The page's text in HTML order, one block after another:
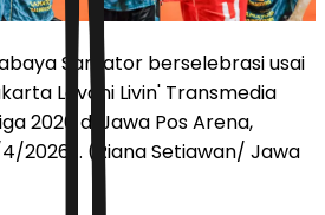
Samator berselebrasi usai
Lavani Livin' Transmedia
2026 di Jawa Pos Arena,
2026). (Riana Setiawan/ Jawa